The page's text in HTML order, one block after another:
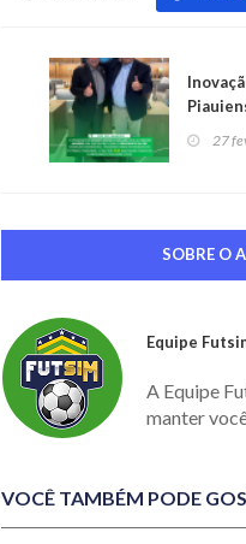
27
SOBRE O
Equipe
A Equipe
manter
VOCÊ TAMBÉM PODE